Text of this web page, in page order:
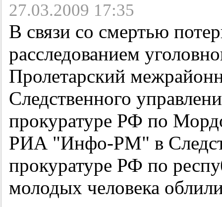
27.03.2009 17:35
В связи со смертью
расследованием
Пролетарский
Следственного
прокуратуре РФ по
РИА "Инфо-РМ" в
прокуратуре РФ по
молодых человека